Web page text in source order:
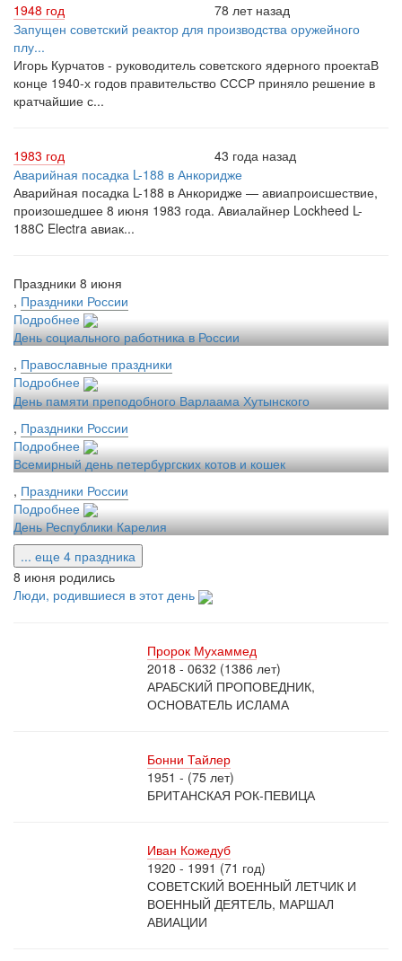
1948 год
78 лет назад
Запущен советский реактор для производства оружейного
плу...
Игорь Курчатов - руководитель советского ядерного проектаВ
конце 1940-х годов правительство СССР приняло решение в
кратчайшие с...
1983 год
43 года назад
Аварийная посадка L-188 в Анкоридже
Аварийная посадка L-188 в Анкоридже — авиапроисшествие,
произошедшее 8 июня 1983 года. Авиалайнер Lockheed L-
188C Electra авиак...
Праздники 8 июня
, Праздники России
Подробнее
День социального работника в России
, Православные праздники
Подробнее
День памяти преподобного Варлаама Хутынского
, Праздники России
Подробнее
Всемирный день петербургских котов и кошек
, Праздники России
Подробнее
День Республики Карелия
... еще 4 праздника
8 июня родились
Люди, родившиеся в этот день
Пророк Мухаммед
2018 - 0632 (1386 лет)
АРАБСКИЙ ПРОПОВЕДНИК,
ОСНОВАТЕЛЬ ИСЛАМА
Бонни Тайлер
1951 - (75 лет)
БРИТАНСКАЯ РОК-ПЕВИЦА
Иван Кожедуб
1920 - 1991 (71 год)
СОВЕТСКИЙ ВОЕННЫЙ ЛЕТЧИК И
ВОЕННЫЙ ДЕЯТЕЛЬ, МАРШАЛ
АВИАЦИИ